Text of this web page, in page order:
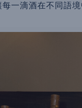
一滴酒在不同語境